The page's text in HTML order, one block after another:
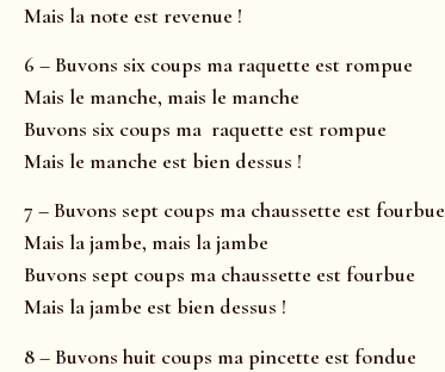
Mais la note est revenue !
6 – Buvons six coups ma raquette est rompue
Mais le manche, mais le manche
Buvons six coups ma raquette est rompue
Mais le manche est bien dessus !
7 – Buvons sept coups ma chaussette est fourbue
Mais la jambe, mais la jambe
Buvons sept coups ma chaussette est fourbue
Mais la jambe est bien dessus !
8 – Buvons huit coups ma pincette est fondue